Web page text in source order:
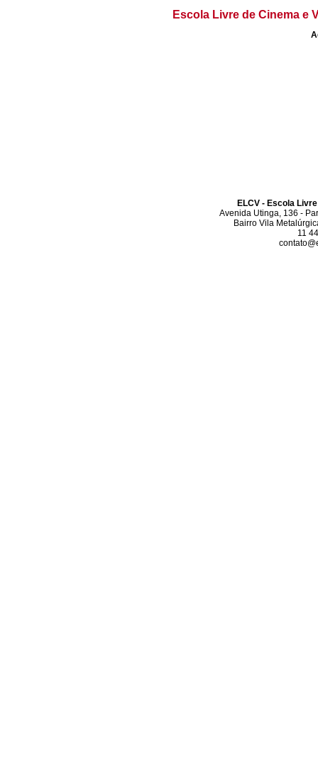
Escola Livre de Cinema e
ELCV - Escola
Avenida Utinga, 136 -
Bairro Vila
11